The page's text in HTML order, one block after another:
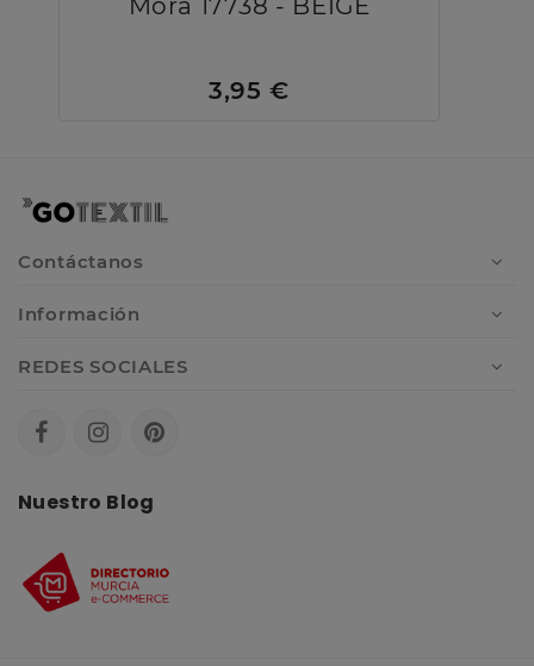
Mora 17738 - BEIGE
3,95 €
Contáctanos
Información
REDES SOCIALES
Nuestro Blog